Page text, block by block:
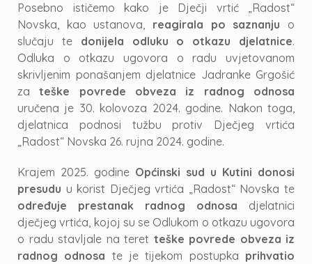
Posebno ističemo kako je Dječji vrtić „Radost“
Novska, kao ustanova, reagirala po saznanju o
slučaju te donijela odluku o otkazu djelatnice.
Odluka o otkazu ugovora o radu uvjetovanom
skrivljenim ponašanjem djelatnice Jadranke Grgošić
zateške povrede obveza iz radnog odnosa
uručena je 30. kolovoza 2024. godine. Nakon toga,
djelatnica podnosi tužbu protiv Dječjeg vrtića
„Radost“ Novska 26. rujna 2024. godine.
Krajem 2025. godine Općinski sud u Kutini donosi
presudu u korist Dječjeg vrtića „Radost“ Novska te
određuje
prestanak radnog odnosa djelatnici
dječjeg vrtića, kojoj su se Odlukom o otkazu ugovora
o radu stavljale na teret teške povrede obveza iz
radnog odnosa te je tijekom postupka prihvatio